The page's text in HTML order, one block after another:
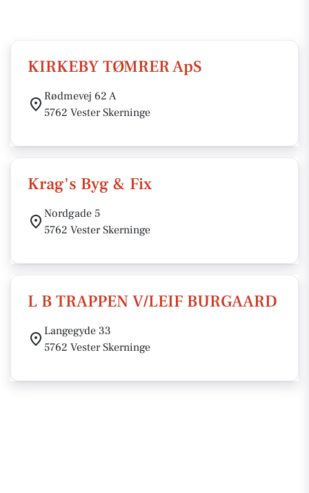
KIRKEBY TØMRER ApS
Rødmevej 62 A
5762 Vester Skerninge
Krag's Byg & Fix
Nordgade 5
5762 Vester Skerninge
L B TRAPPEN V/LEIF BURGAARD
Langegyde 33
5762 Vester Skerninge